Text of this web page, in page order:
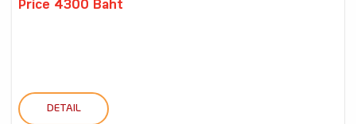
Price 4300 Baht
DETAIL